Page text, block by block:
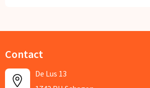
Contact
De Lus 13